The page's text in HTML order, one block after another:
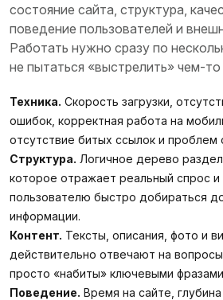
состояние сайта, структура,
поведение пользователей и
Работать нужно сразу по
не пытаться «выстрелить»
Техника. Скорость загрузки,
ошибок, корректная работа на
отсутствие битых ссылок и проблем
Структура. Логичное дерево
которое отражает реальный спрос и
пользователю быстро добираться
информации.
Контент. Тексты, описания, фото и
действительно отвечают на
просто «набиты» ключевыми
Поведение. Время на сайте,